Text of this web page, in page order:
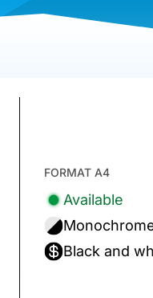
FORMAT A4
Available
Black and